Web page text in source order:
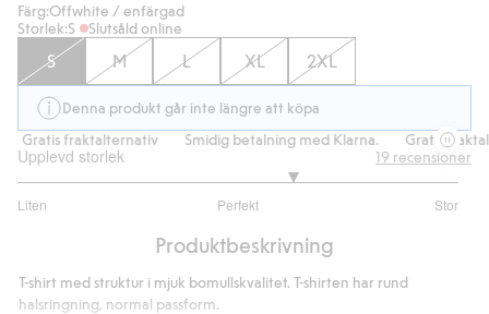
Färg:Offwhite / enfärgad
Storlek:S Slutsåld online
S M L XL 2XL
Denna produkt går inte längre att köpa
Gratis fraktalternativ
Smidig betalning med Klarna. Gratis
Upplevd storlek
Liten Perfekt Stor
utav
12
betyg
19 recensioner
Produktbeskrivning
T-shirt med struktur i mjuk bomullskvalitet. T-shirten har rund
halsringning, normal passform.